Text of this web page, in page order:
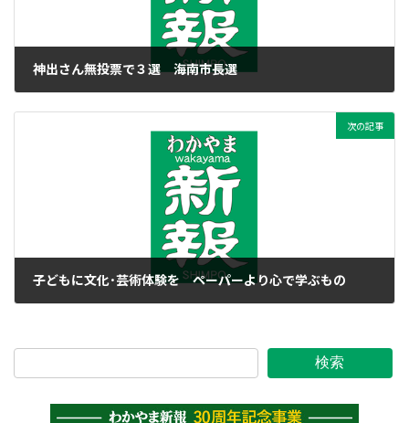
神出さん無投票で３選 海南市長選
次の記事
子どもに文化･芸術体験を ペーパーより心で学ぶもの
検索